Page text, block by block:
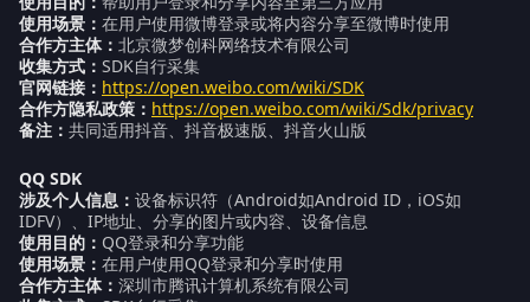
使用场景： 在用户使用微博登录或将内容分享至微博时使用
合作方主体： 北京微梦创科网络技术有限公司
收集方式： SDK自行采集
官网链接： https://open.weibo.com/wiki/SDK
合作方隐私政策： https://open.weibo.com/wiki/Sdk/privacy
备注： 共同适用抖音、抖音极速版、抖音火山版
QQ SDK
涉及个人信息： 设备标识符（Android如Android ID，iOS如
IDFV）、IP地址、分享的图片或内容、设备信息
使用目的： QQ登录和分享功能
使用场景： 在用户使用QQ登录和分享时使用
合作方主体： 深圳市腾讯计算机系统有限公司